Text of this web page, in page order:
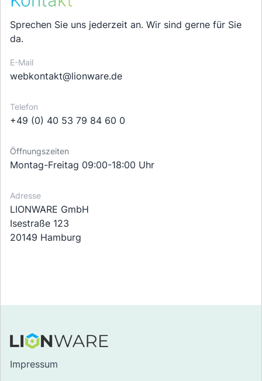
Sprechen Sie uns jederzeit an. Wir sind gerne für Sie
da.
E-Mail
webkontakt@lionware.de
Telefon
+49 (0) 40 53 79 84 60 0
Öffnungszeiten
Montag-Freitag 09:00-18:00 Uhr
Adresse
LIONWARE GmbH
Isestraße 123
20149 Hamburg
Impressum